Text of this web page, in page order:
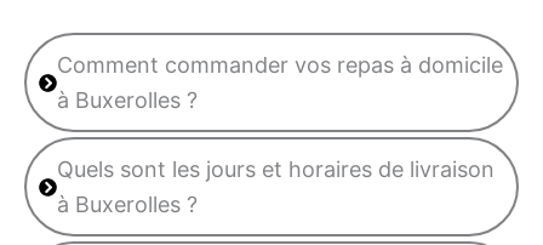
Comment commander vos repas à domicile
à Buxerolles ?
Quels sont les jours et horaires de livraison
à Buxerolles ?